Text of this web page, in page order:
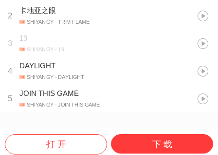
2
卡地亚之眼
SHIYANGY - TRIM FLAME
3
19
SHIYANGY - 19
4
DAYLIGHT
SHIYANGY - DAYLIGHT
5
JOIN THIS GAME
SHIYANGY - JOIN THIS GAME
打 开 下 载